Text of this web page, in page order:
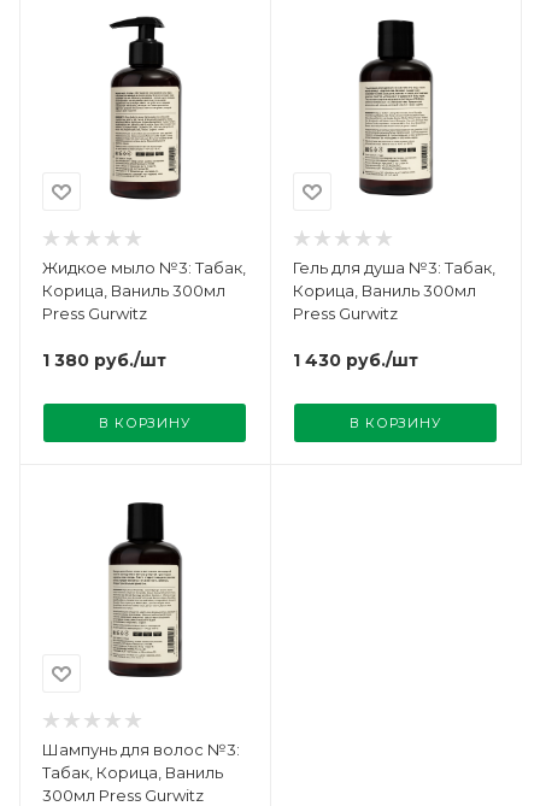
Жидкое мыло №3: Табак,
Корица, Ваниль 300мл
Press Gurwitz
1 380 руб./шт
В КОРЗИНУ
Гель для душа №3: Табак,
Корица, Ваниль 300мл
Press Gurwitz
1 430 руб./шт
В КОРЗИНУ
Шампунь для волос №3:
Табак, Корица, Ваниль
300мл Press Gurwitz